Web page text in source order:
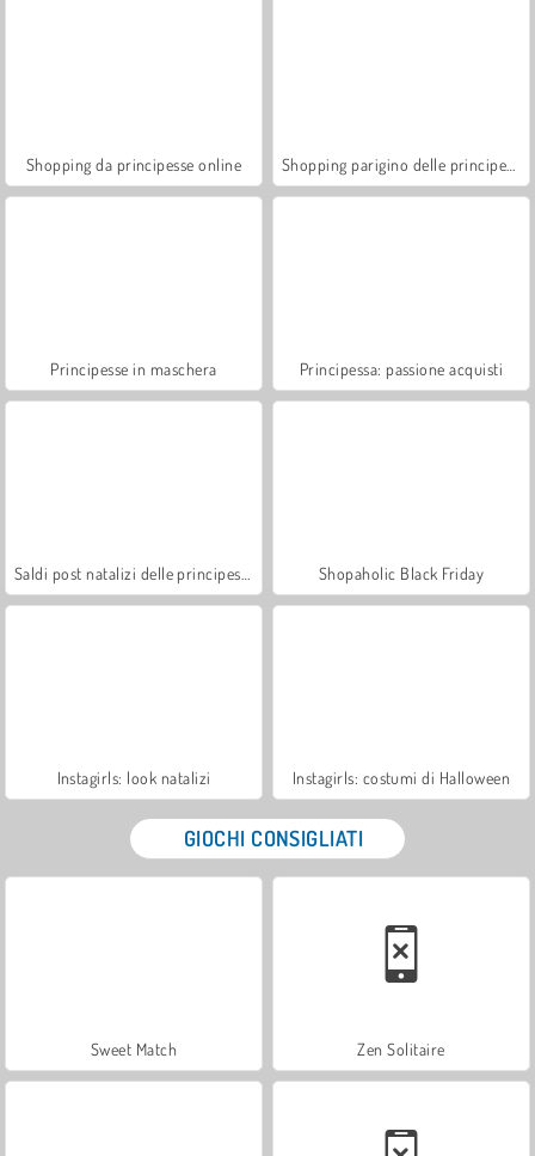
Shopping da principesse online
Principesse in maschera Principessa: passione acquisti
Shopaholic Black Friday
Instagirls: look natalizi Instagirls: costumi di Halloween
GIOCHI CONSIGLIATI
Sweet Match Zen Solitaire